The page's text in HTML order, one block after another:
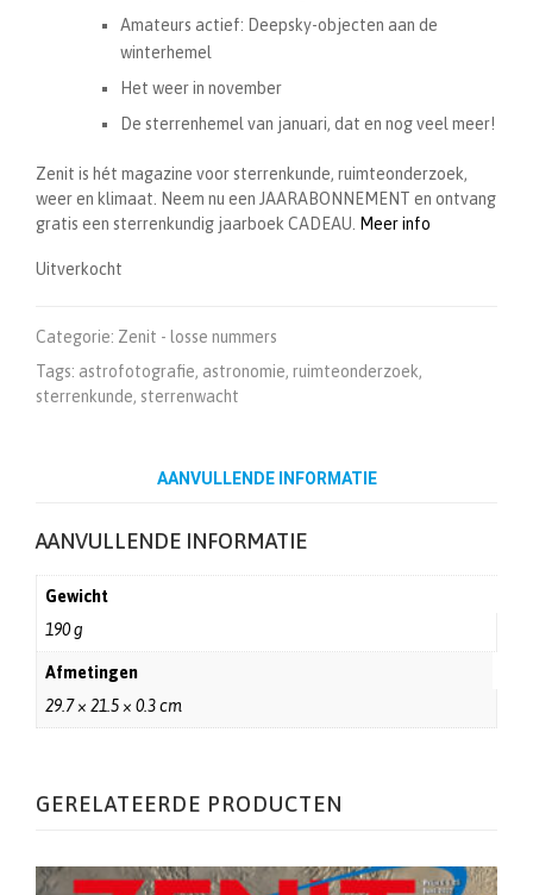
Amateurs actief: Deepsky-objecten aan de
winterhemel
Het weer in november
De sterrenhemel van januari, dat en nog veel meer!
Zenit is hét magazine voor sterrenkunde, ruimteonderzoek,
weer en klimaat. Neem nu een JAARABONNEMENT en ontvang
gratis een sterrenkundig jaarboek CADEAU.
Meer info
Uitverkocht
Categorie: Zenit - losse nummers
Tags: astrofotografie, astronomie, ruimteonderzoek,
sterrenkunde, sterrenwacht
AANVULLENDE INFORMATIE
AANVULLENDE INFORMATIE
Gewicht
190 g
Afmetingen
29.7 × 21.5 × 0.3 cm
GERELATEERDE PRODUCTEN